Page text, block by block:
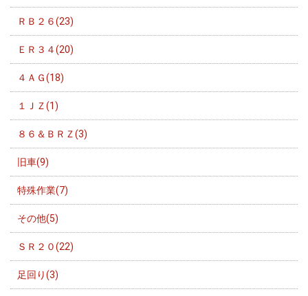
ＲＢ２６(23)
ＥＲ３４(20)
４ＡＧ(18)
１ＪＺ(1)
８６＆ＢＲＺ(3)
旧車(9)
特殊作業(7)
その他(5)
ＳＲ２０(22)
足回り(3)